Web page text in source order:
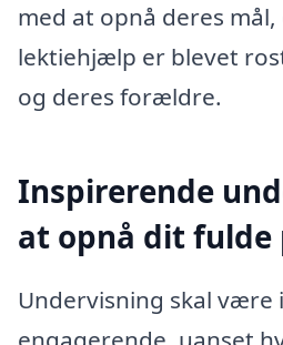
med at opnå deres
lektiehjælp er blevet
og deres forældre.
Inspirerende
at opnå dit
Undervisning skal være